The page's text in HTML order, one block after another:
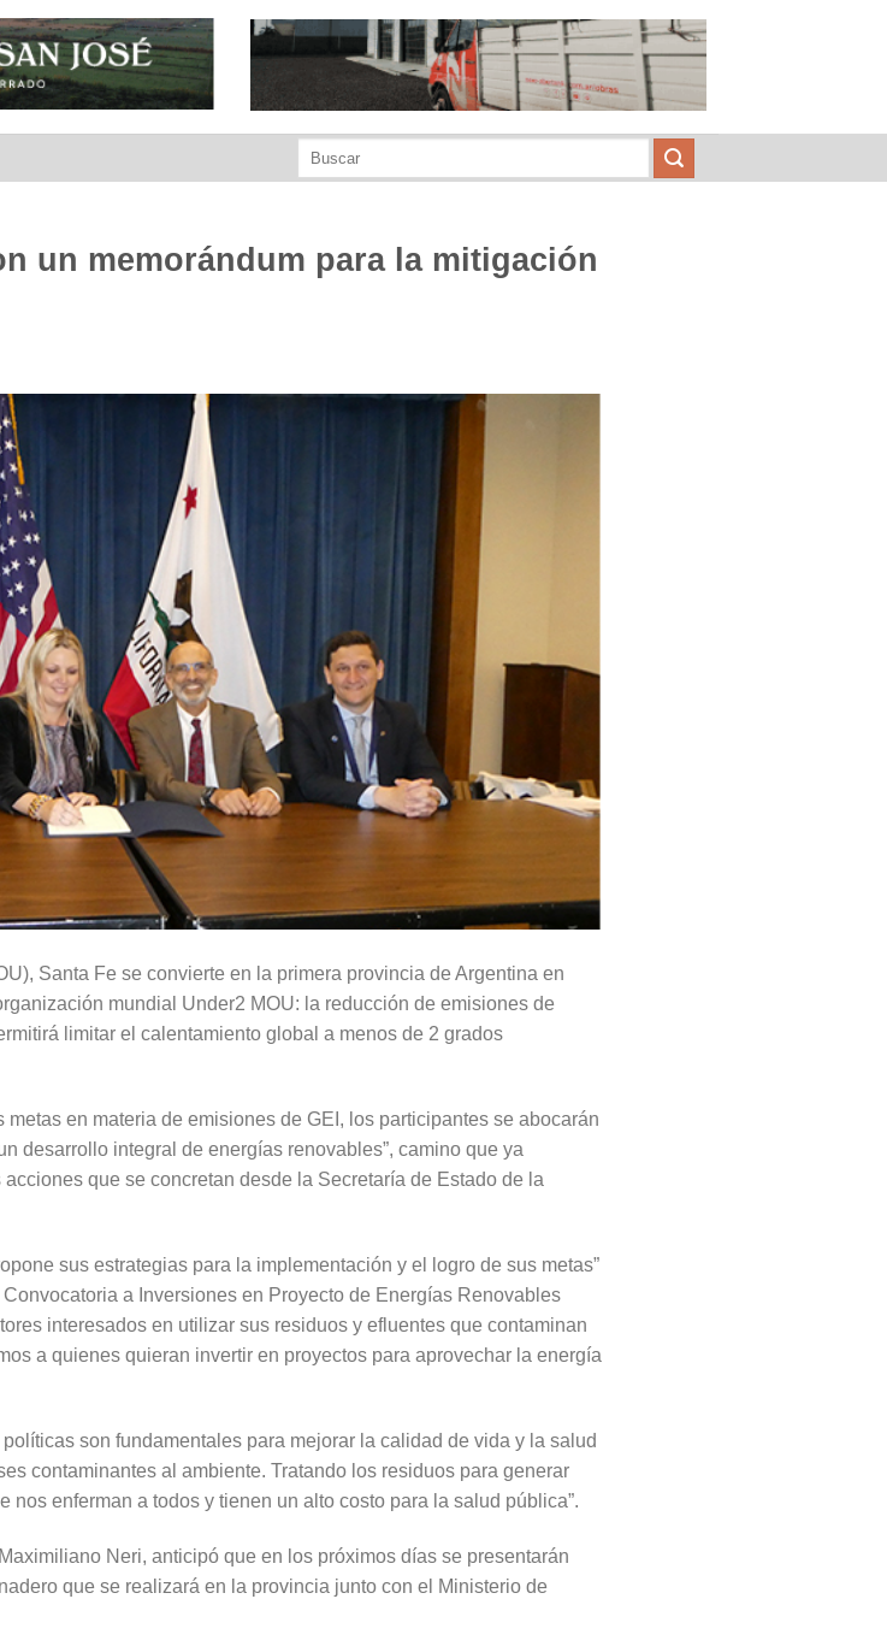
un memorándum para la mitigación
Santa Fe se convierte en la primera provincia de Argentina en
mundial Under2 MOU: la reducción de emisiones de
limitar el calentamiento global a menos de 2 grados
en materia de emisiones de GEI, los participantes se abocarán
desarrollo integral de energías renovables”, camino que ya
que se concretan desde la Secretaría de Estado de la
sus estrategias para la implementación y el logro de sus metas”
a Inversiones en Proyecto de Energías Renovables
interesados en utilizar sus residuos y efluentes que contaminan
a quienes quieran invertir en proyectos para aprovechar la energía
son fundamentales para mejorar la calidad de vida y la salud
contaminantes al ambiente. Tratando los residuos para generar
enferman a todos y tienen un alto costo para la salud pública”.
Neri, anticipó que en los próximos días se presentarán
que se realizará en la provincia junto con el Ministerio de